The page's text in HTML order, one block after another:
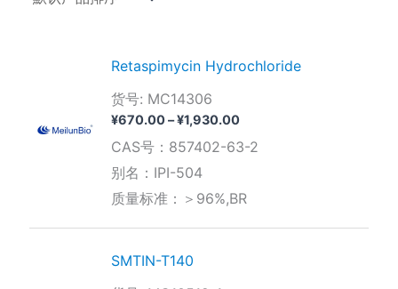
Retaspimycin Hydrochloride
货号: MC14306
¥670.00–¥1,930.00价
范
至
CAS号：857402-63-2
别名：IPI-504
质量标准：＞96%,BR
SMTIN-T140